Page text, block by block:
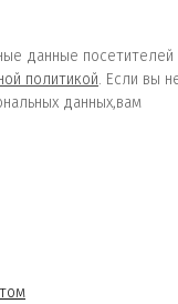
данные посетителей
политикой. Если вы
данных,вам